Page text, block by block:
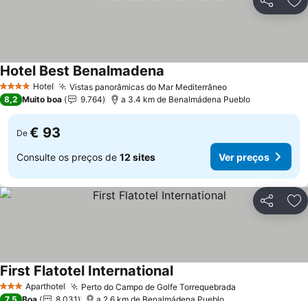
Partilhar
4 EstrelasHotel Vistas panorâmicas do Mar Mediterrâneo
Hotel Best Benalmadena
8,2 Muito boa 9.764 a 3.4 km de Benalmádena Pueblo
De € 93
Consulte os preços de 12 sites Ver preços
Partilhar
3 EstrelasAparthotel Perto do Campo de Golfe Torrequebrada
First Flatotel International